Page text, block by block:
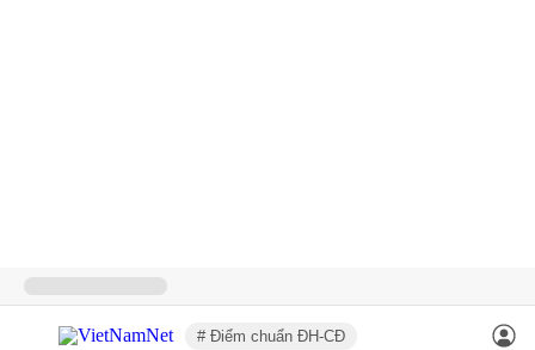
# Điểm chuẩn ĐH-CĐ